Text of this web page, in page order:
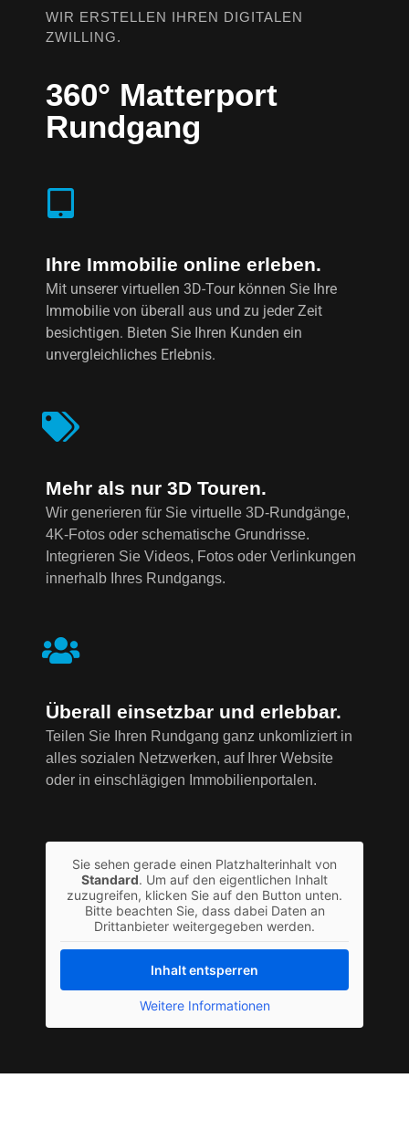
WIR ERSTELLEN IHREN DIGITALEN
ZWILLING.
360° Matterport
Rundgang
Ihre Immobilie online erleben.
Mit unserer virtuellen 3D-Tour können Sie Ihre
Immobilie von überall aus und zu jeder Zeit
besichtigen. Bieten Sie Ihren Kunden ein
unvergleichliches Erlebnis.
Mehr als nur 3D Touren.
Wir generieren für Sie virtuelle 3D-Rundgänge,
4K-Fotos oder schematische Grundrisse.
Integrieren Sie Videos, Fotos oder Verlinkungen
innerhalb Ihres Rundgangs.
Überall einsetzbar und erlebbar.
Teilen Sie Ihren Rundgang ganz unkomliziert in
alles sozialen Netzwerken, auf Ihrer Website
oder in einschlägigen Immobilienportalen.
Sie sehen gerade einen Platzhalterinhalt von
Standard. Um auf den eigentlichen Inhalt
zuzugreifen, klicken Sie auf den Button unten.
Bitte beachten Sie, dass dabei Daten an
Drittanbieter weitergegeben werden.
Inhalt entsperren
Weitere Informationen